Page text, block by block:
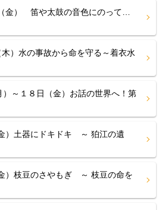
金） 笛や太鼓の音色にのって…
）水の事故から命を守る～着衣水
～１８日（金）お話の世界へ！第
）土器にドキドキ ～ 狛江の遺
）枝豆のさやもぎ ～ 枝豆の命を